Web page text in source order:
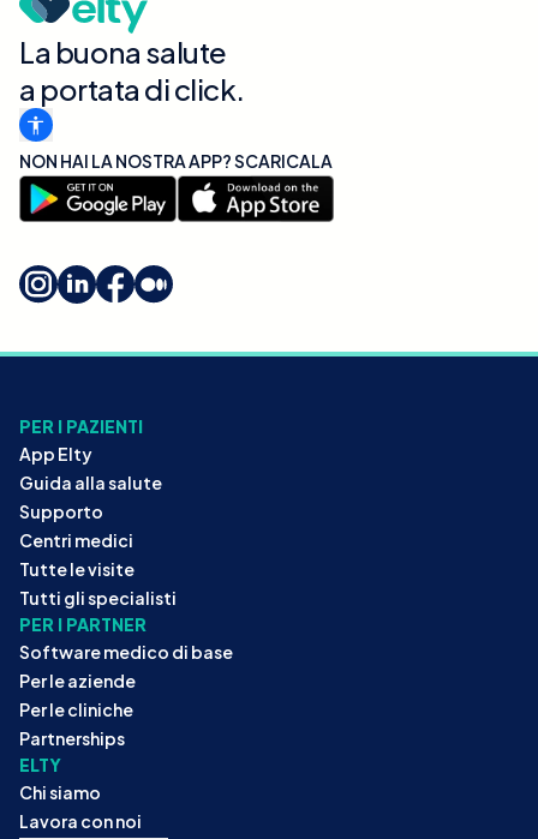
La buona salute
a portata di click.
NON HAI LA NOSTRA APP? SCARICALA
PER I PAZIENTI
App Elty
Guida alla salute
Supporto
Centri medici
Tutte le visite
Tutti gli specialisti
PER I PARTNER
Software medico di base
Per le aziende
Per le cliniche
Partnerships
ELTY
Chi siamo
Lavora con noi